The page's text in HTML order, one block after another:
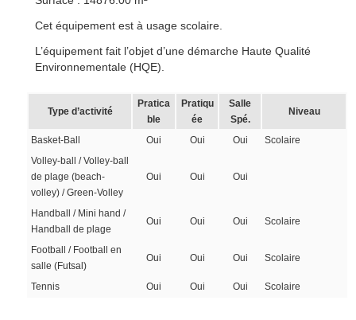
Cet équipement est à usage scolaire.
L’équipement fait l’objet d’une démarche Haute Qualité
Environnementale (HQE).
Type d’activité
Pratica
ble
Pratiqu
ée
Salle
Spé.
Niveau
Basket-Ball Oui Oui Oui
Scolaire
Volley-ball / Volley-ball
de plage (beach-
volley) / Green-Volley
Oui Oui Oui
Handball / Mini hand /
Handball de plage
Oui Oui Oui Scolaire
Football / Football en
salle (Futsal)
Oui Oui Oui Scolaire
Tennis Oui Oui Oui Scolaire